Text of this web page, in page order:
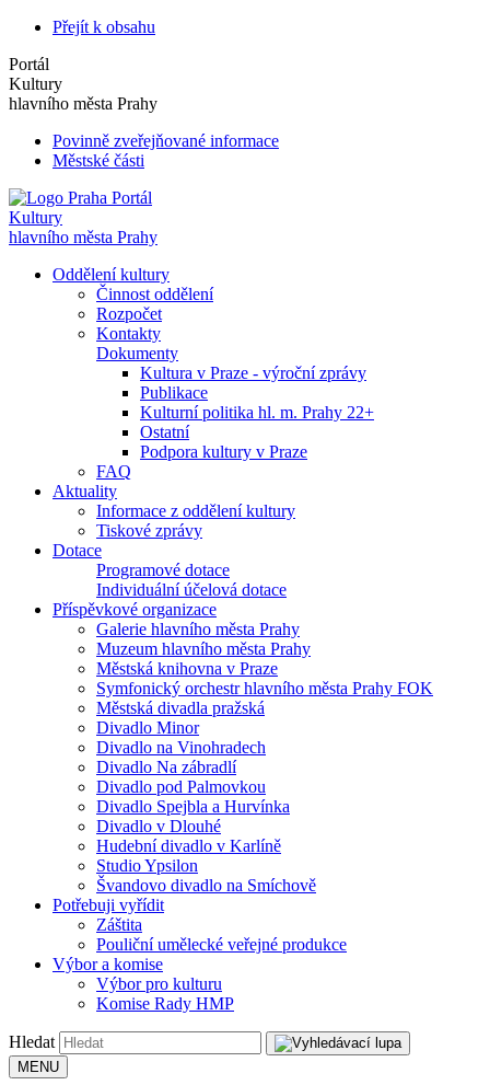
Přejít k obsahu
Portál
Kultury
hlavního města Prahy
Povinně zveřejňované informace
Městské části
Portál
Kultury
hlavního města Prahy
Oddělení kultury
Činnost oddělení
Rozpočet
Kontakty
Dokumenty
Kultura v Praze - výroční zprávy
Publikace
Kulturní politika hl. m. Prahy 22+
Ostatní
Podpora kultury v Praze
FAQ
Aktuality
Informace z oddělení kultury
Tiskové zprávy
Dotace
Programové dotace
Individuální účelová dotace
Příspěvkové organizace
Galerie hlavního města Prahy
Muzeum hlavního města Prahy
Městská knihovna v Praze
Symfonický orchestr hlavního města Prahy FOK
Městská divadla pražská
Divadlo Minor
Divadlo na Vinohradech
Divadlo Na zábradlí
Divadlo pod Palmovkou
Divadlo Spejbla a Hurvínka
Divadlo v Dlouhé
Hudební divadlo v Karlíně
Studio Ypsilon
Švandovo divadlo na Smíchově
Potřebuji vyřídit
Záštita
Pouliční umělecké veřejné produkce
Výbor a komise
Výbor pro kulturu
Komise Rady HMP
Hledat
MENU